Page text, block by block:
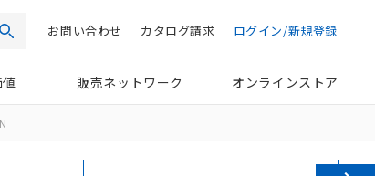
検索 ログイン/新規登録
カタログ請求
お問い合わせ
販売ネットワーク オンラインストア